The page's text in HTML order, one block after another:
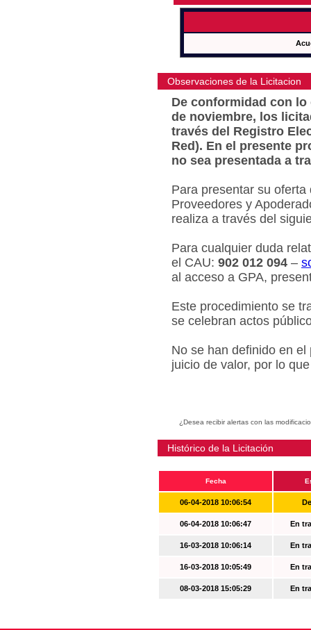
Observaciones de la Licitacion
De conformidad con lo
de noviembre, los
través del Registro
Red). En el presente
no sea presentada a
Para presentar su
Proveedores y
realiza a través del
Para cualquier duda
el CAU: 902 012 094 –
al acceso a GPA,
Este procedimiento se
se celebran actos
No se han definido en
juicio de valor, por lo
¿Desea recibir alertas con las
Histórico de la Licitación
Fecha
06-04-2018 10:06:54
06-04-2018 10:06:47 En
16-03-2018 10:06:14 En
16-03-2018 10:05:49 En
08-03-2018 15:05:29 En